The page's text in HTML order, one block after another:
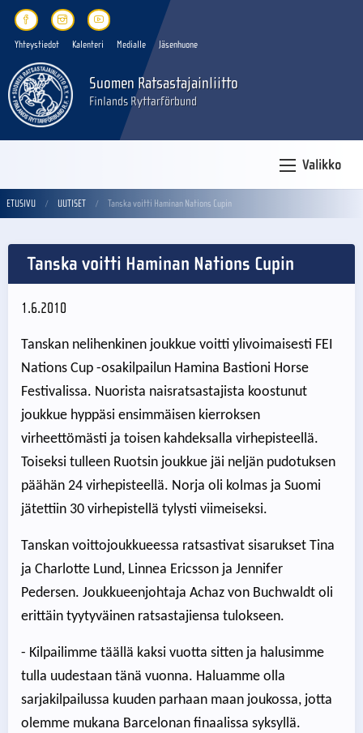
Yhteystiedot Kalenteri Medialle Jäsenhuone
Suomen Ratsastajainliitto
Finlands Ryttarförbund
Valikko
ETUSIVU UUTISET Tanska voitti Haminan Nations Cupin
Tanska voitti Haminan Nations Cupin
1.6.2010
Tanskan nelihenkinen joukkue voitti ylivoimaisesti FEI
Nations Cup -osakilpailun Hamina Bastioni Horse
Festivalissa. Nuorista naisratsastajista koostunut
joukkue hyppäsi ensimmäisen kierroksen
virheettömästi ja toisen kahdeksalla virhepisteellä.
Toiseksi tulleen Ruotsin joukkue jäi neljän pudotuksen
päähän 24 virhepisteellä. Norja oli kolmas ja Suomi
jätettiin 30 virhepistellä tylysti viimeiseksi.
Tanskan voittojoukkueessa ratsastivat sisarukset Tina
ja Charlotte Lund, Linnea Ericsson ja Jennifer
Pedersen. Joukkueenjohtaja Achaz von Buchwaldt oli
erittäin tyytyväinen ratsastajiensa tulokseen.
- Kilpailimme täällä kaksi vuotta sitten ja halusimme
tulla uudestaan tänä vuonna. Haluamme olla
sarjakilpailussa kuuden parhaan maan joukossa, jotta
olemme mukana Barcelonan finaalissa syksyllä.